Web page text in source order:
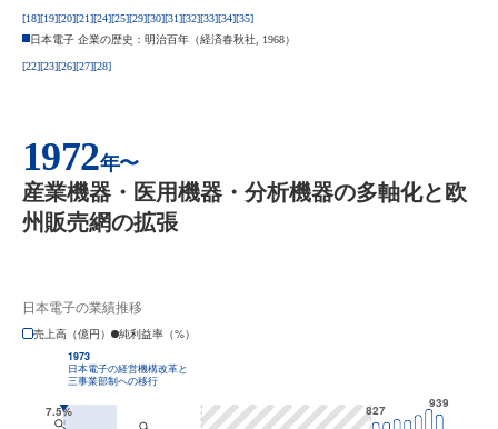
[18][19][20][21][24][25][29][30][31][32][33][34][35]
日本電子 企業の歴史：明治百年（経済春秋社, 1968）
[22][23][26][27][28]
1972年〜
産業機器・医用機器・分析機器の多軸化と欧
州販売網の拡張
日本電子の業績推移
売上高（億円）
純利益率（%）